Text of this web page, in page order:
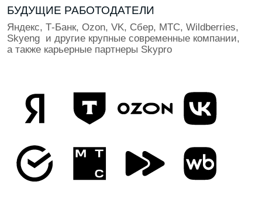
РОСТ ЗАРПЛАТ В АЙТИ ПО ПРОГНОЗУ SUPERJOB ОТ 2026 ГОДА
ВЫБИРАЙ ЧТО
БЛИЖЕ